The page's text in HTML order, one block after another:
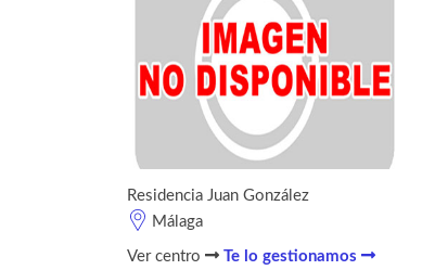
Residencia Juan González
Málaga
Ver centro Te lo gestionamos